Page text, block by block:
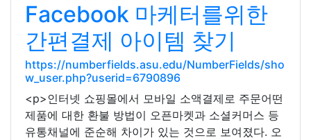
Facebook 마케터를위한
간편결제 아이템 찾기
https://numberfields.asu.edu/NumberFields/sho
w_user.php?userid=6790896
<p>인터넷 쇼핑몰에서 모바일 소액결제로 주문어떤
제품에 대한 환불 방법이 오픈마켓과 소셜커머스 등
유통채널에 준순해 차이가 있는 것으로 보여졌다. 오